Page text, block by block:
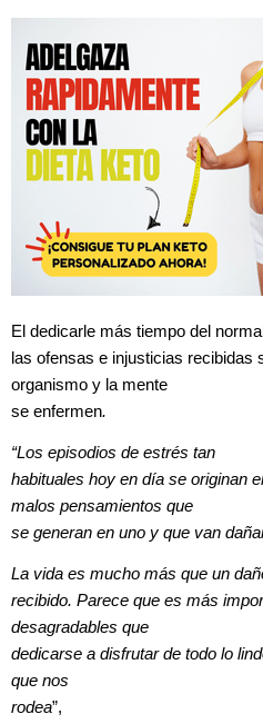
El dedicarle más tiempo del
las ofensas e injusticias recibidas
organismo y la mente
se enfermen.
“Los episodios de estrés tan
habituales hoy en día se originan
malos pensamientos que
se generan en uno y que van
La vida es mucho más que un
recibido. Parece que es más
desagradables que
dedicarse a disfrutar de todo lo
que nos
rodea”,